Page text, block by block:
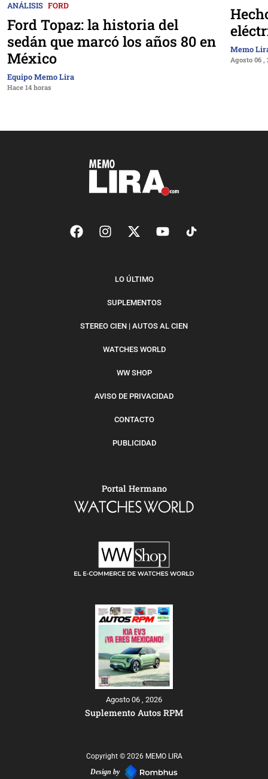
ANÁLISIS FORD
Ford Topaz: la historia del
sedán que marcó los años 80 en
México
Equipo Memo Lira
Hace 14 horas
Memo
Agosto 06 ,
LO ÚLTIMO
SUPLEMENTOS
STEREO CIEN | AUTOS AL CIEN
WATCHES WORLD
WW SHOP
AVISO DE PRIVACIDAD
CONTACTO
PUBLICIDAD
Portal Hermano
Agosto 06 , 2026
Suplemento Autos RPM
Copyright © 2026 MEMO LIRA
Design by